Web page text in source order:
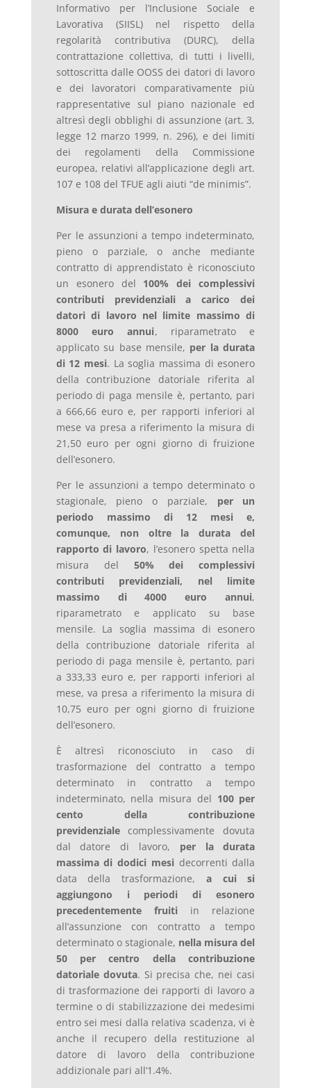
Informativo per l’Inclusione Sociale e
Lavorativa (SIISL) nel rispetto della
regolarità contributiva (DURC), della
contrattazione collettiva, di tutti i livelli,
sottoscritta dalle OOSS dei datori di lavoro
e dei lavoratori comparativamente più
rappresentative sul piano nazionale ed
altresì degli obblighi di assunzione (art. 3,
legge 12 marzo 1999, n. 296), e dei limiti
dei regolamenti della Commissione
europea, relativi all’applicazione degli art.
107 e 108 del TFUE agli aiuti “de minimis”.
Misura e durata dell’esonero
Per le assunzioni a tempo indeterminato,
pieno o parziale, o anche mediante
contratto di apprendistato è riconosciuto
un esonero del 100% dei complessivi
contributi previdenziali a carico dei
datori di lavoro nel limite massimo di
8000 euro annui, riparametrato e
applicato su base mensile, per la durata
di 12 mesi. La soglia massima di esonero
della contribuzione datoriale riferita al
periodo di paga mensile è, pertanto, pari
a 666,66 euro e, per rapporti inferiori al
mese va presa a riferimento la misura di
21,50 euro per ogni giorno di fruizione
dell’esonero.
Per le assunzioni a tempo determinato o
stagionale, pieno o parziale, per un
periodo massimo di 12 mesi e,
comunque, non oltre la durata del
rapporto di lavoro, l’esonero spetta nella
misura del 50% dei complessivi
contributi previdenziali, nel limite
massimo di 4000 euro annui,
riparametrato e applicato su base
mensile. La soglia massima di esonero
della contribuzione datoriale riferita al
periodo di paga mensile è, pertanto, pari
a 333,33 euro e, per rapporti inferiori al
mese, va presa a riferimento la misura di
10,75 euro per ogni giorno di fruizione
dell’esonero.
È altresì riconosciuto in caso di
trasformazione del contratto a tempo
determinato in contratto a tempo
indeterminato, nella misura del 100 per
cento della contribuzione
previdenzialecomplessivamente dovuta
dal datore di lavoro, per la durata
massima di dodici mesi decorrenti dalla
data della trasformazione, a cui si
aggiungono i periodi di esonero
precedentemente fruiti in relazione
all’assunzione con contratto a tempo
determinato o stagionale, nella misura del
50 per centro della contribuzione
datoriale dovuta. Si precisa che, nei casi
di trasformazione dei rapporti di lavoro a
termine o di stabilizzazione dei medesimi
entro sei mesi dalla relativa scadenza, vi è
anche il recupero della restituzione al
datore di lavoro della contribuzione
addizionale pari all’1.4%.